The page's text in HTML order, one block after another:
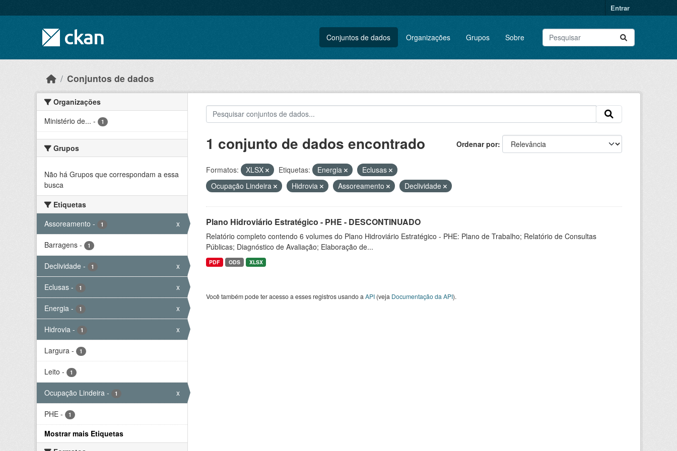
Entrar
Conjuntos de dados Organizações Grupos Sobre
Conjuntos de dados
Organizações
Ministério de... - 1
Grupos
Não há Grupos que correspondam a essa
busca
Etiquetas
Assoreamento - 1 x
Barragens - 1
Declividade - 1 x
Eclusas - 1 x
Energia - 1 x
Hidrovia - 1 x
Largura - 1
Leito - 1
Ocupação Lindeira - 1 x
PHE - 1
Mostrar mais Etiquetas
Ordenar por
1 conjunto de dados encontrado
Formatos: XLSX Etiquetas: Energia
Eclusas
Ocupação Lindeira
Hidrovia Assoreamento Declividade
Plano Hidroviário Estratégico - PHE - DESCONTINUADO
Relatório completo contendo 6 volumes do Plano Hidroviário Estratégico - PHE: Plano de Trabalho; Relatório de Consultas
Públicas; Diagnóstico de Avaliação; Elaboração de...
PDF ODS XLSX
Você também pode ter acesso a esses registros usando a API(veja Documentação da API).